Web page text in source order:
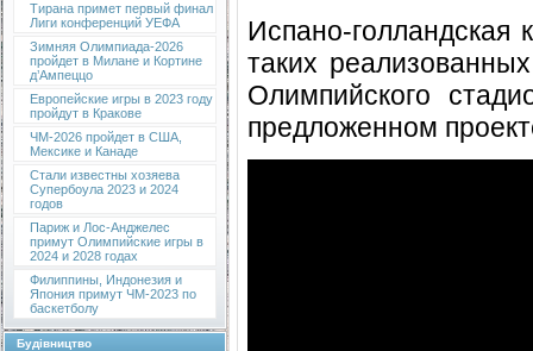
Тирана примет первый финал
Лиги конференций УЕФА
Зимняя Олимпиада-2026
пройдет в Милане и Кортине
д’Ампеццо
Европейские игры в 2023 году
пройдут в Кракове
ЧМ-2026 пройдет в США,
Мексике и Канаде
Стали известны хозяева
Супербоула 2023 и 2024
годов
Париж и Лос-Анджелес
примут Олимпийские игры в
2024 и 2028 годах
Филиппины, Индонезия и
Япония примут ЧМ-2023 по
баскетболу
Будівництво
Испано-голландская
таких
Олимпийского
предложенном